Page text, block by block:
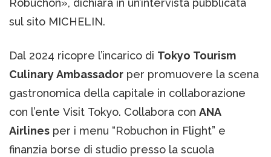
Robuchon», dichiara in un’intervista pubblicata
sul sito MICHELIN.
Dal 2024 ricopre l’incarico di Tokyo Tourism
Culinary Ambassador per promuovere la scena
gastronomica della capitale in collaborazione
con l’ente Visit Tokyo. Collabora con ANA
Airlines per i menu “Robuchon in Flight” e
finanzia borse di studio presso la scuola